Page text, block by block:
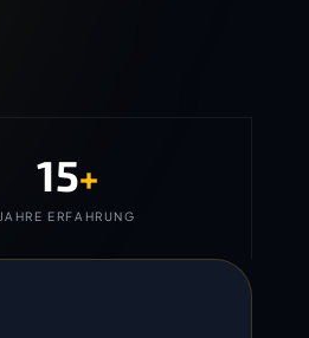
15+
JAHRE ERFAHRUNG